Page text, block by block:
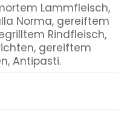
Lammfleisch,
Norma, gereiftem
Rindfleisch,
gereiftem
Antipasti.